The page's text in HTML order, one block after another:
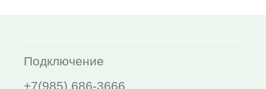
Подключение
+7(985) 686-3666